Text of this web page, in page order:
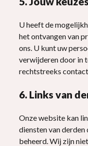
U heeft de
het ontvangen van
ons. U kunt uw
verwijderen door in
rechtstreeks
6. Links van
Onze website kan
diensten van
beheerd. Wij zijn